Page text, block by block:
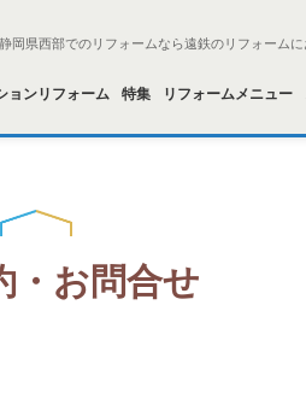
静岡県西部でのリフォームなら遠鉄のリフォーム
ョンリフォーム 特集 リフォームメニュー
・お問合せ